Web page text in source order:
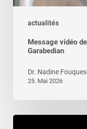
actualités
Message vidéo
Garabedian
Dr. Nadine
25. Mai 2026